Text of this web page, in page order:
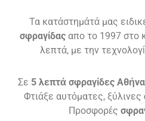
Τα κατάστημάτά μας
σφραγίδαςαπο το 1997 στο
λεπτά, με την
Σε 5 λεπτά σφραγίδες Αθήνα
Φτιάξε αυτόματες, ξύλινες
Προσφορές